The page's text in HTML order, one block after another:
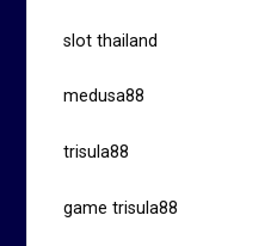
slot thailand
medusa88
trisula88
game trisula88